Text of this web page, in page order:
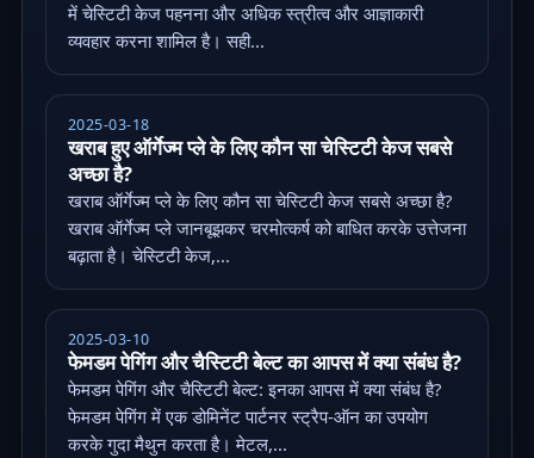
में चेस्टिटी केज पहनना और अधिक स्त्रीत्व और आज्ञाकारी
व्यवहार करना शामिल है। सही...
2025-03-18
खराब हुए ऑर्गेज्म प्ले के लिए कौन सा चेस्टिटी केज सबसे
अच्छा है?
खराब ऑर्गेज्म प्ले के लिए कौन सा चेस्टिटी केज सबसे अच्छा है?
खराब ऑर्गेज्म प्ले जानबूझकर चरमोत्कर्ष को बाधित करके उत्तेजना
बढ़ाता है। चेस्टिटी केज,...
2025-03-10
फेमडम पेगिंग और चैस्टिटी बेल्ट का आपस में क्या संबंध है?
फेमडम पेगिंग और चैस्टिटी बेल्ट: इनका आपस में क्या संबंध है?
फेमडम पेगिंग में एक डोमिनेंट पार्टनर स्ट्रैप-ऑन का उपयोग
करके गुदा मैथुन करता है। मेटल,...